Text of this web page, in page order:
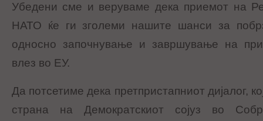
Убедени сме и веруваме дека приемот на
НАТО ќе ги зголеми нашите шанси за
односно започнување и завршување на
влез во ЕУ.
Да потсетиме дека претпристапниот дијалог,
страна на Демократскиот сојуз во